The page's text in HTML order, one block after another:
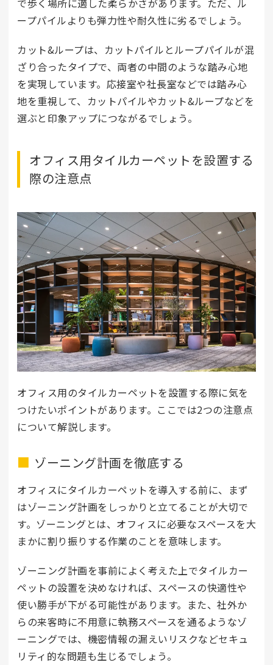
ープパイルよりも弾力性や耐久性に劣るでしょう。
カット&ループは、カットパイルとループパイルが混
ざり合ったタイプで、両者の中間のような踏み心地
を実現しています。応接室や社長室などでは踏み心
地を重視して、カットパイルやカット&ループなどを
選ぶと印象アップにつながるでしょう。
オフィス用タイルカーペットを設置する
際の注意点
オフィス用のタイルカーペットを設置する際に気を
つけたいポイントがあります。ここでは2つの注意点
について解説します。
ゾーニング計画を徹底する
オフィスにタイルカーペットを導入する前に、まず
はゾーニング計画をしっかりと立てることが大切で
す。ゾーニングとは、オフィスに必要なスペースを大
まかに割り振りする作業のことを意味します。
ゾーニング計画を事前によく考えた上でタイルカー
ペットの設置を決めなければ、スペースの快適性や
使い勝手が下がる可能性があります。また、社外か
らの来客時に不用意に執務スペースを通るようなゾ
ーニングでは、機密情報の漏えいリスクなどセキュ
リティ的な問題も生じるでしょう。